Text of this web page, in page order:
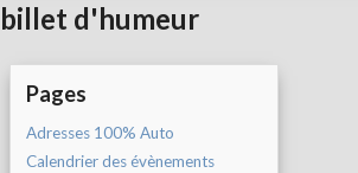
billet d'humeur
Pages
Adresses 100% Auto
Calendrier des évènements